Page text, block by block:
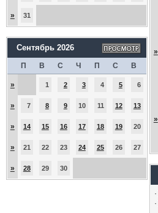
» 31
Сентябрь 2026
П В С Ч П С В
» 1 2 3 4 5 6
» 7 8 9 10 11 12 13
» 14 15 16 17 18 19 20
» 21 22 23 24 25 26 27
» 28 29 30
»
»
·
·